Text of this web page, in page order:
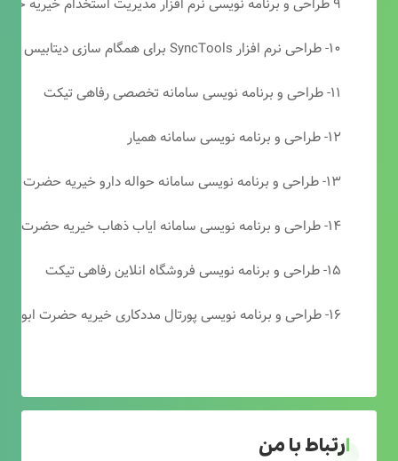
۱۰- طراحی نرم افزار SyncTools برای همگام سازی دیتابیس های SQL Server
۱۱- طراحی و برنامه نویسی سامانه تخصصی رفاهی تیکت
۱۲- طراحی و برنامه نویسی سامانه همیار
۱۳- طراحی و برنامه نویسی سامانه حواله دارو خیریه حضرت ابوالفضل (ع)
۱۴- طراحی و برنامه نویسی سامانه ایاب ذهاب خیریه حضرت ابوالفضل (ع)
۱۵- طراحی و برنامه نویسی فروشگاه انلاین رفاهی تیکت
۱۶- طراحی و برنامه نویسی پورتال مددکاری خیریه حضرت ابوالفضل (ع)
ارتباط با من